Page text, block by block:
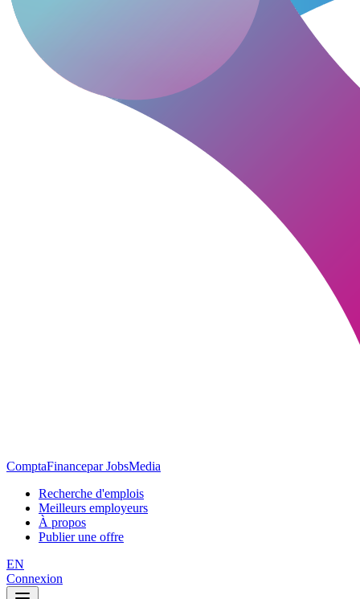
ComptaFinancepar JobsMedia
Recherche d'emplois
Meilleurs employeurs
À propos
Publier une offre
EN
Connexion